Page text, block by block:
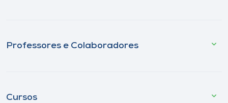
Professores e Colaboradores
Cursos